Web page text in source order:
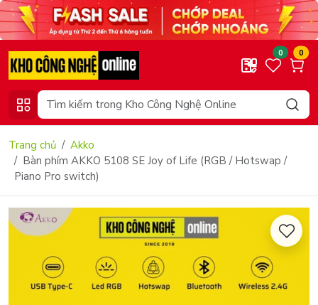
0 0
Trang chủ
Akko
Bàn phím AKKO 5108 SE Joy of Life (RGB / Hotswap /
Piano Pro switch)